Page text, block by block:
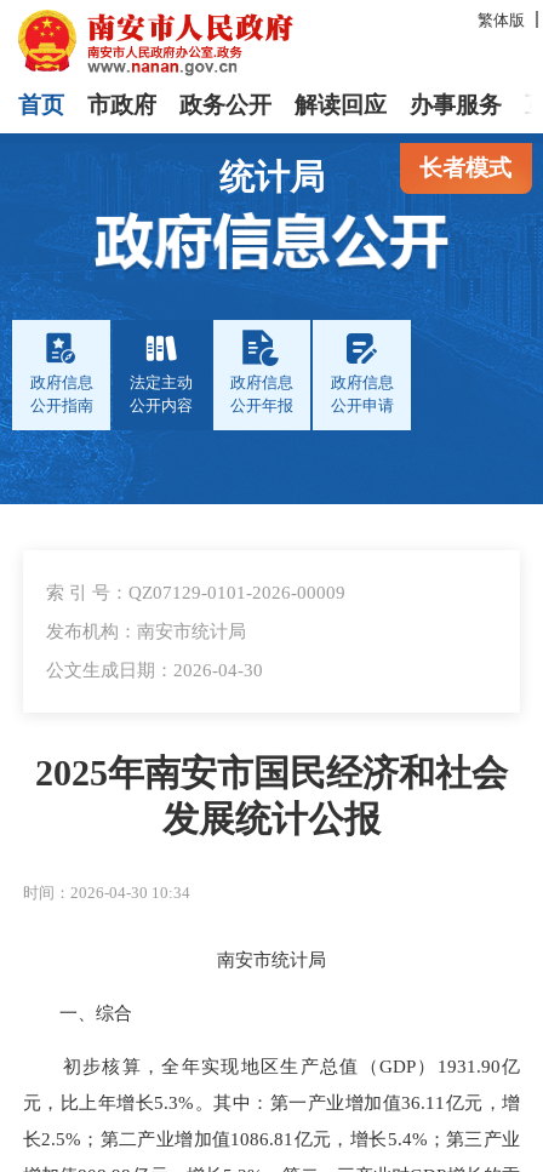
繁体版
首页 市政府 政务公开 解读回应 办事服务
长者模式
统计局
政府信息
公开指南
法定主动
公开内容
政府信息
公开年报
政府信息
公开申请
索 引 号：QZ07129-0101-2026-00009
发布机构：南安市统计局
公文生成日期：2026-04-30
2025年南安市国民经济和社会
发展统计公报
时间：2026-04-30 10:34
南安市统计局
一、综合
初步核算，全年实现地区生产总值（GDP）1931.90亿
元，比上年增长5.3%。其中：第一产业增加值36.11亿元，增
长2.5%；第二产业增加值1086.81亿元，增长5.4%；第三产业